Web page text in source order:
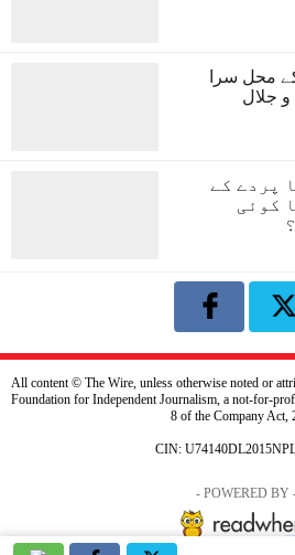
جلال
پردے کے
کوئی
All content © The Wire, unless otherwise noted or
Foundation for Independent Journalism, a not-for-
8 of the Company Act,
CIN:
- POWERED BY